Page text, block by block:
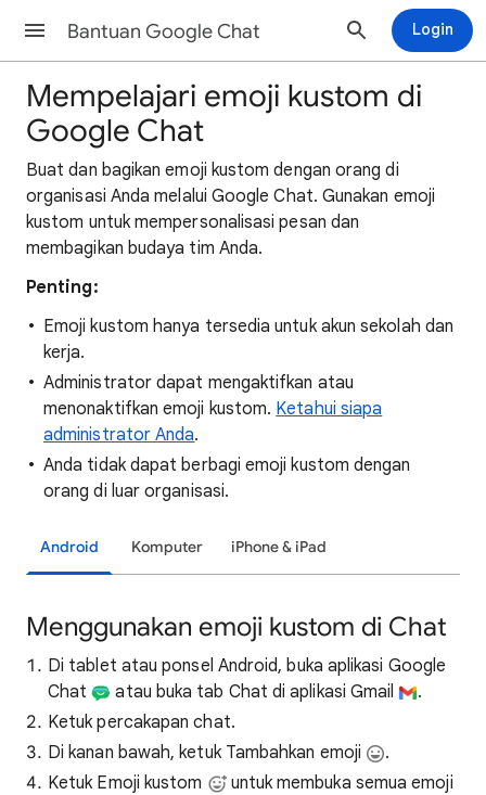
Bantuan Google Chat Login
Mempelajari emoji kustom di
Google Chat
Buat dan bagikan emoji kustom dengan orang di
organisasi Anda melalui Google Chat. Gunakan emoji
kustom untuk mempersonalisasi pesan dan
membagikan budaya tim Anda.
Penting:
Emoji kustom hanya tersedia untuk akun sekolah dan
kerja.
Administrator dapat mengaktifkan atau
menonaktifkan emoji kustom. Ketahui siapa
administrator Anda.
Anda tidak dapat berbagi emoji kustom dengan
orang di luar organisasi.
Android Komputer iPhone & iPad
Menggunakan emoji kustom di Chat
Di tablet atau ponsel Android, buka aplikasi Google
Chat
atau buka tab Chat di aplikasi Gmail
.
Ketuk percakapan chat.
Di kanan bawah, ketuk Tambahkan emoji
.
Ketuk Emoji kustom
untuk membuka semua emoji